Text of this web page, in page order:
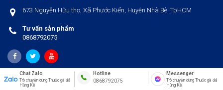
673 Nguyễn Hữu thọ, Xã Phước Kiển, Huyện Nhà Bè, TpHCM
Tư vấn sản phẩm
0868792075
©2019Thuốc Gà Đá Hùng Kê. All Rights Reserved.
Chat Zalo
Trò chuyện cùng Thuốc gà đá
Hùng Kê
Hotline
0868792075
Messenger
Trò chuyện cùng Thuốc gà đá
Hùng Kê